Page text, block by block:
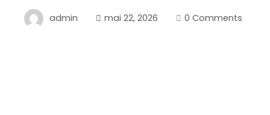
admin mai 22, 2026 0 Comments